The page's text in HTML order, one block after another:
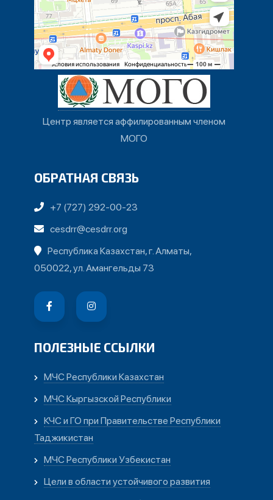
Центр является аффилированным членом
МОГО
ОБРАТНАЯ СВЯЗЬ
+7 (727) 292-00-23
cesdrr@cesdrr.org
Республика Казахстан, г. Алматы,
050022, ул. Амангельды 73
ПОЛЕЗНЫЕ ССЫЛКИ
МЧС Республики Казахстан
МЧС Кыргызской Республики
КЧС и ГО при Правительстве Республики
Таджикистан
МЧС Республики Узбекистан
Цели в области устойчивого развития